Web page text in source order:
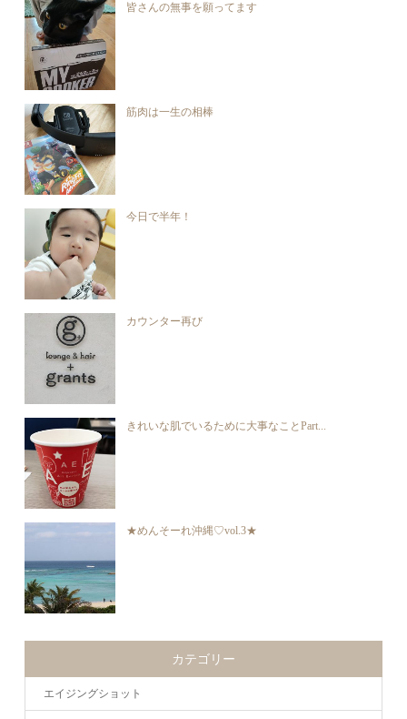
皆さんの無事を願ってます
筋肉は一生の相棒
今日で半年！
カウンター再び
きれいな肌でいるために大事なことPart...
★めんそーれ沖縄♡vol.3★
カテゴリー
エイジングショット